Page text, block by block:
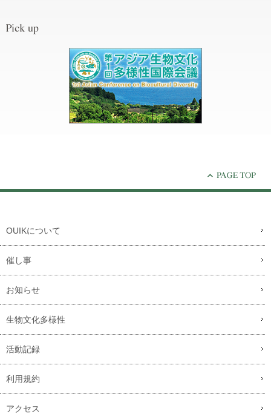
OUIKについて
催し事
お知らせ
生物文化多様性
活動記録
利用規約
アクセス